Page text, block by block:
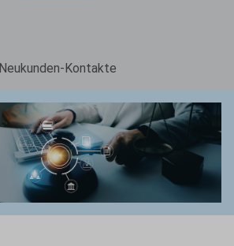
Neukunden-Kontakte